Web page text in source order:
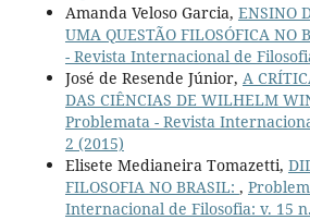
Amanda Veloso Garcia, ENSINO
UMA QUESTÃO FILOSÓFICA NO
- Revista Internacional de
José de Resende Júnior, A
DAS CIÊNCIAS DE WILHELM
Problemata - Revista
2 (2015)
Elisete Medianeira Tomazetti,
FILOSOFIA NO BRASIL: ,
Internacional de Filosofia: v. 15